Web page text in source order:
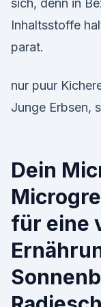
sich, denn in
Inhaltsstoffe
parat.
nur puur
Junge Erbsen,
Dein
für eine